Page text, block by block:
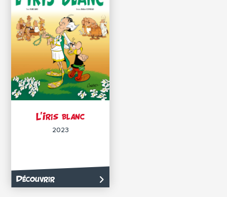
L’Iris blanc
2023
Découvrir